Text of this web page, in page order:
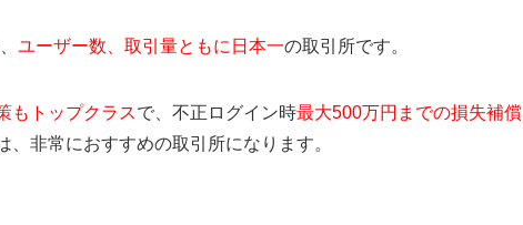
ユーザー数、取引量ともに日本一の取引所です。
もトップクラスで、不正ログイン時最大500万円までの損失補償
、非常におすすめの取引所になります。